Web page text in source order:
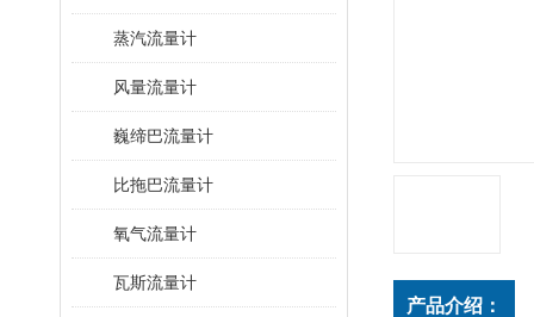
蒸汽流量计
风量流量计
巍缔巴流量计
比拖巴流量计
氧气流量计
瓦斯流量计
产品介绍：